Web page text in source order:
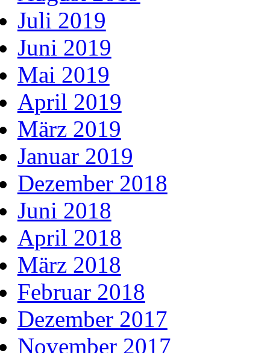
Juli 2019
Juni 2019
Mai 2019
April 2019
März 2019
Januar 2019
Dezember 2018
Juni 2018
April 2018
März 2018
Februar 2018
Dezember 2017
November 2017